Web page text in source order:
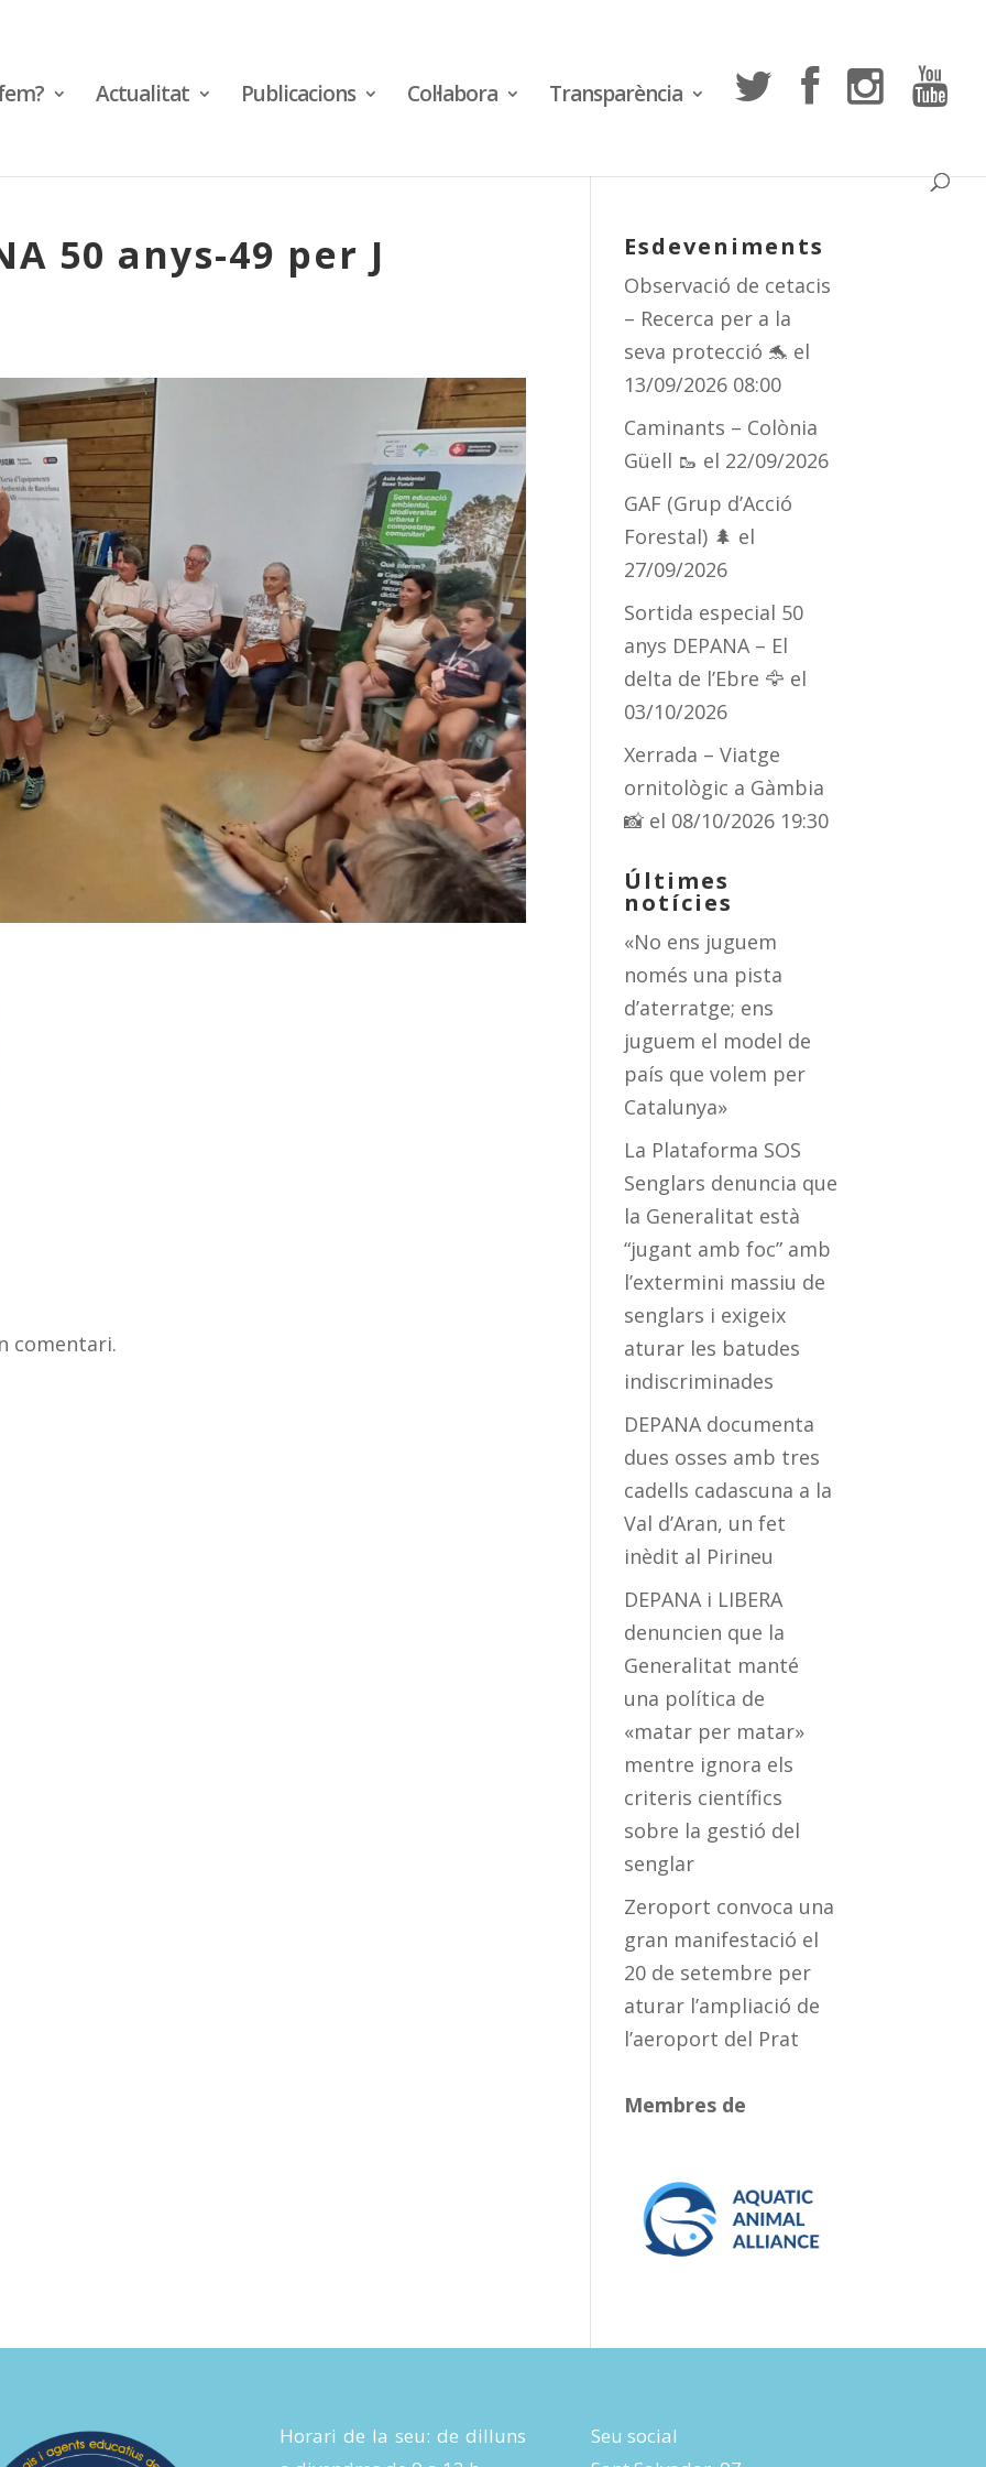
Actualitat Publicacions Col·labora Transparència
50 anys-49 per J
comentari.
Esdeveniments
Observació de cetacis
– Recerca per a la
seva protecció 🐬 el
13/09/2026 08:00
Caminants – Colònia
Güell 🥾 el 22/09/2026
GAF (Grup d’Acció
Forestal) 🌲 el
27/09/2026
Sortida especial 50
anys DEPANA – El
delta de l’Ebre 🦅 el
03/10/2026
Xerrada – Viatge
ornitològic a Gàmbia
📸 el 08/10/2026 19:30
Últimes
notícies
«No ens juguem
només una pista
d’aterratge; ens
juguem el model de
país que volem per
Catalunya»
La Plataforma SOS
Senglars denuncia que
la Generalitat està
“jugant amb foc” amb
l’extermini massiu de
senglars i exigeix
aturar les batudes
indiscriminades
DEPANA documenta
dues osses amb tres
cadells cadascuna a la
Val d’Aran, un fet
inèdit al Pirineu
DEPANA i LIBERA
denuncien que la
Generalitat manté
una política de
«matar per matar»
mentre ignora els
criteris científics
sobre la gestió del
senglar
Zeroport convoca una
gran manifestació el
20 de setembre per
aturar l’ampliació de
l’aeroport del Prat
Membres de
Horari de la seu: de dilluns
Seu social